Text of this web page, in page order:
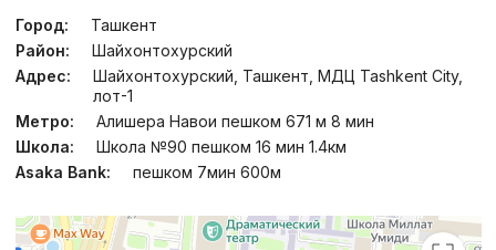
Город:
Ташкент
Район:
Шайхонтохурский
Адрес:
Шайхонтохурский, Ташкент, МДЦ Tashkent City,
лот-1
Метро:
Алишера Навои пешком 671 м 8 мин
Школа:
Школа №90 пешком 16 мин 1.4км
Asaka Bank:
пешком 7мин 600м